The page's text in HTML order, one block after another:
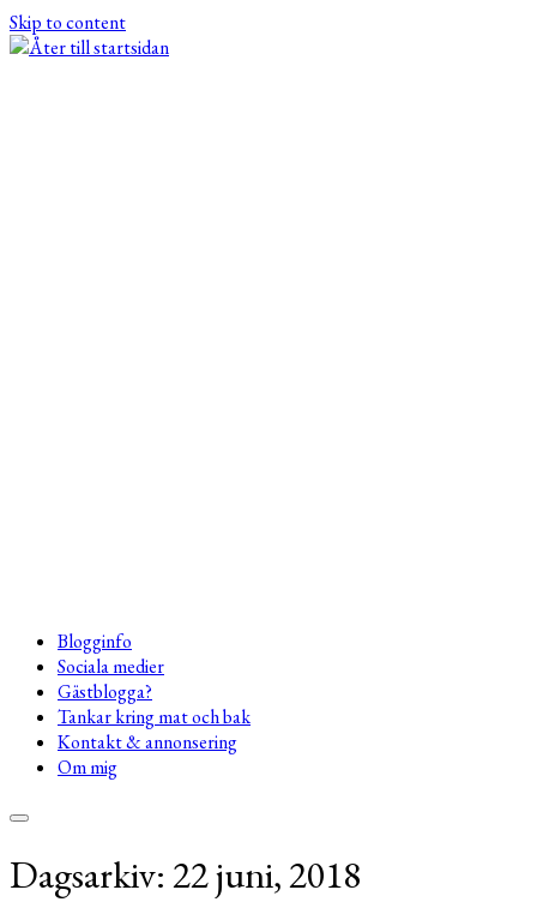
Skip to content
Blogginfo
Sociala medier
Gästblogga?
Tankar kring mat och bak
Kontakt & annonsering
Om mig
Dagsarkiv:22 juni, 2018